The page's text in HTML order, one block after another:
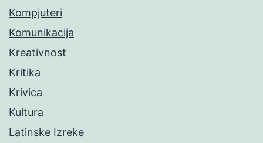
Kompjuteri
Komunikacija
Kreativnost
Kritika
Krivica
Kultura
Latinske Izreke